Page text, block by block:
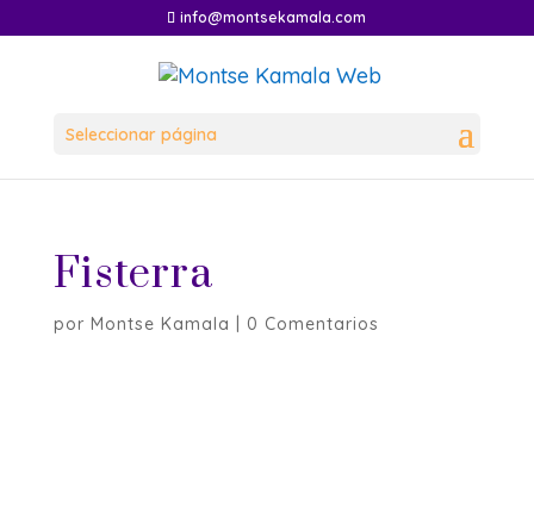
info@montsekamala.com
Seleccionar página
Fisterra
por Montse Kamala 0 Comentarios